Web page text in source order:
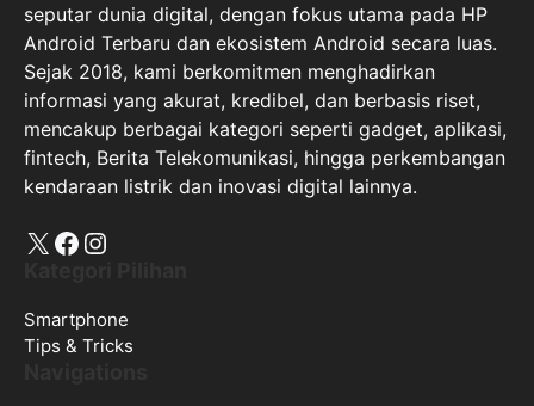
seputar dunia digital, dengan fokus utama pada HP
Android Terbaru dan ekosistem Android secara luas.
Sejak 2018, kami berkomitmen menghadirkan
informasi yang akurat, kredibel, dan berbasis riset,
mencakup berbagai kategori seperti gadget, aplikasi,
fintech, Berita Telekomunikasi, hingga perkembangan
kendaraan listrik dan inovasi digital lainnya.
X Facebook
Instagram
Smartphone
Tips & Tricks